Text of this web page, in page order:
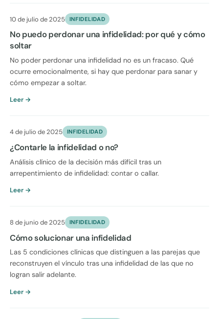
10 de julio de 2025 INFIDELIDAD
No puedo perdonar una infidelidad: por qué y cómo
soltar
No poder perdonar una infidelidad no es un fracaso. Qué
ocurre emocionalmente, si hay que perdonar para sanar y
cómo empezar a soltar.
Leer →
4 de julio de 2025 INFIDELIDAD
¿Contarle la infidelidad o no?
Análisis clínico de la decisión más difícil tras un
arrepentimiento de infidelidad: contar o callar.
Leer →
8 de junio de 2025 INFIDELIDAD
Cómo solucionar una infidelidad
Las 5 condiciones clínicas que distinguen a las parejas que
reconstruyen el vínculo tras una infidelidad de las que no
logran salir adelante.
Leer →